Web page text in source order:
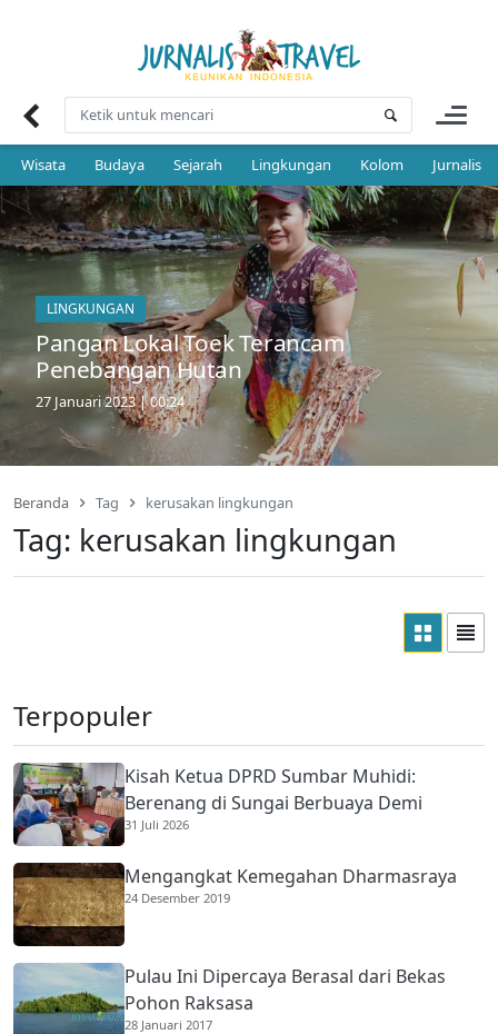
Wisata Budaya Sejarah Lingkungan Kolom Jurnalis
LINGKUNGAN
Pangan Lokal Toek Terancam
Penebangan Hutan
27 Januari 2023 | 00:24
Beranda Tag kerusakan lingkungan
Tag: kerusakan lingkungan
Terpopuler
Kisah Ketua DPRD Sumbar Muhidi:
Berenang di Sungai Berbuaya Demi
Membantu Ekonomi Orang Tua
31 Juli 2026
Mengangkat Kemegahan Dharmasraya
24 Desember 2019
Pulau Ini Dipercaya Berasal dari Bekas
Pohon Raksasa
28 Januari 2017